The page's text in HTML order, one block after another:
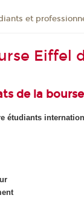
et
Eiffel
de la
étudiants